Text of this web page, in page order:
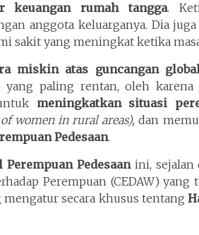
keuangan rumah tangga.
anggota keluarganya. Dia
sakit yang meningkat ketika
miskin atas guncangan
paling rentan, oleh karena
meningkatkan situasi
women in rural areas), dan
Pedesaan.
Pedesaanini, sejalan
Perempuan (CEDAW)
mengatur secara khusus tentang